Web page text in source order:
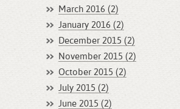
March 2016 (2)
January 2016 (2)
December 2015 (2)
November 2015 (2)
October 2015 (2)
July 2015 (2)
June 2015 (2)